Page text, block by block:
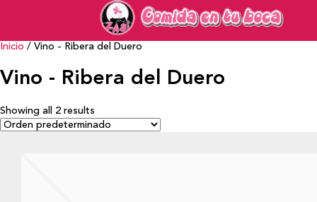
Inicio / Vino - Ribera del Duero
Vino - Ribera del Duero
Showing all 2 results